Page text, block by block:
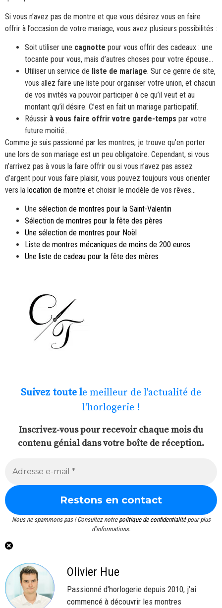
Si vous n’avez pas de montre et que vous désirez vous en faire
offrir à l’occasion de votre mariage, vous avez plusieurs possibilités :
Soit utiliser une cagnotte pour vous offrir des cadeaux : une
tocante pour vous, mais d’autres choses pour votre épouse…
Utiliser un service de liste de mariage. Sur ce genre de site,
vous allez faire une liste pour organiser votre union, et chacun
de vos invités va pouvoir participer à ce qu’il veut et au
montant qu’il désire. C’est en fait un mariage participatif.
Réussir à vous faire offrir votre garde-temps par votre
future moitié…
Comme je suis passionné par les montres, je trouve qu’en porter
une lors de son mariage est un peu obligatoire. Cependant, si vous
n’arrivez pas à vous la faire offrir ou si vous n’avez pas assez
d’argent pour vous faire plaisir, vous pouvez toujours vous orienter
vers la location de montre et choisir le modèle de vos rêves…
Une sélection de montres pour la Saint-Valentin
Sélection de montres pour la fête des pères
Une sélection de montres pour Noël
Liste de montres mécaniques de moins de 200 euros
Une liste de cadeau pour la fête des mères
Suivez toute le meilleur de l'actualité de
l'horlogerie !
Inscrivez-vous pour recevoir chaque mois du
contenu génial dans votre boîte de réception.
Nous ne spammons pas ! Consultez notre politique de confidentialitépour plus
d’informations.
Olivier Hue
Passionné d'horlogerie depuis 2010, j'ai
commencé à découvrir les montres